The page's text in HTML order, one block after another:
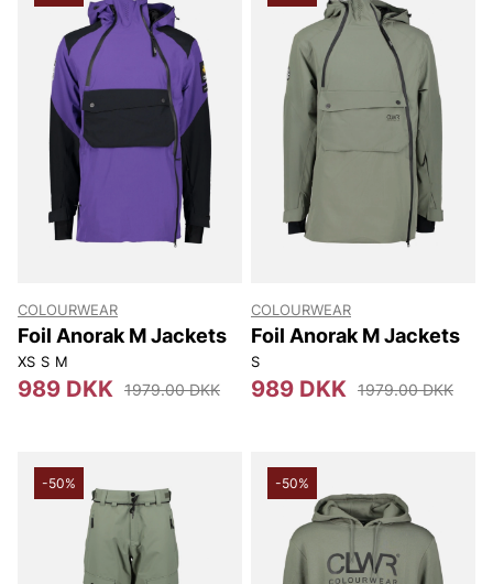
COLOURWEAR
Foil Anorak M Jackets
XS S M
989 DKK 1979.00 DKK
COLOURWEAR
Foil Anorak M Jackets
S
989 DKK 1979.00 DKK
-50% -50%